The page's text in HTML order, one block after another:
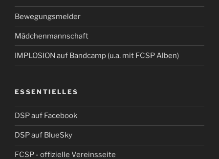
Bewegungsmelder
Mädchenmannschaft
IMPLOSION auf Bandcamp (u.a. mit FCSP Alben)
ESSENTIELLES
DSP auf Facebook
DSP auf BlueSky
FCSP - offizielle Vereinsseite